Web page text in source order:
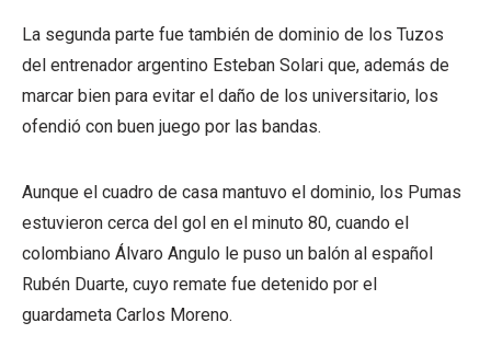
La segunda parte fue también de dominio de los Tuzos
del entrenador argentino Esteban Solari que, además de
marcar bien para evitar el daño de los universitario, los
ofendió con buen juego por las bandas.
Aunque el cuadro de casa mantuvo el dominio, los Pumas
estuvieron cerca del gol en el minuto 80, cuando el
colombiano Álvaro Angulo le puso un balón al español
Rubén Duarte, cuyo remate fue detenido por el
guardameta Carlos Moreno.